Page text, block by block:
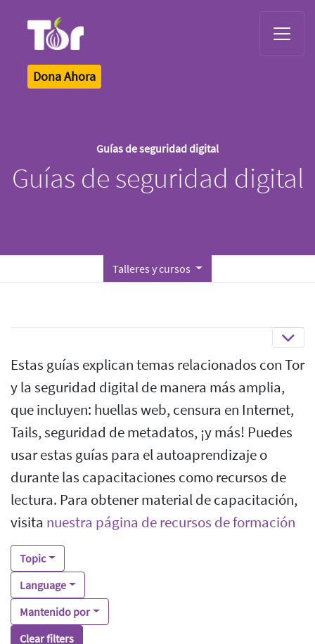
Dona Ahora
Guías de seguridad digital
Guías de seguridad digital
Talleres y cursos
Estas guías explican temas relacionados con Tor
y la seguridad digital de manera más amplia,
que incluyen: huellas web, censura en Internet,
Tails, seguridad de metadatos, ¡y más! Puedes
usar estas guías para el autoaprendizaje o
durante las capacitaciones como recursos de
lectura. Para obtener material de capacitación,
visita nuestra página de recursos de formación
Topic
Language
Mantenido por
Clear filters